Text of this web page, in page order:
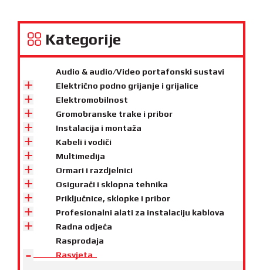
Kategorije
Audio & audio/Video portafonski sustavi
Električno podno grijanje i grijalice
Elektromobilnost
Gromobranske trake i pribor
Instalacija i montaža
Kabeli i vodiči
Multimedija
Ormari i razdjelnici
Osigurači i sklopna tehnika
Priključnice, sklopke i pribor
Profesionalni alati za instalaciju kablova
Radna odjeća
Rasprodaja
Rasvjeta